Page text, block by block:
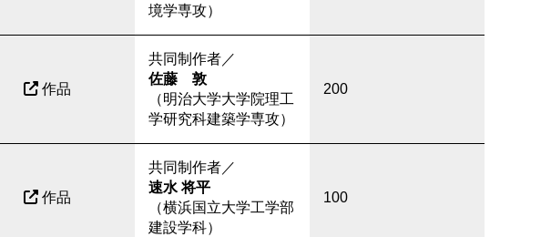
境学専攻）
作品
共同制作者／
佐藤 敦
（明治大学大学院理工
学研究科建築学専攻）
200
作品
共同制作者／
速水 将平
（横浜国立大学工学部
建設学科）
100